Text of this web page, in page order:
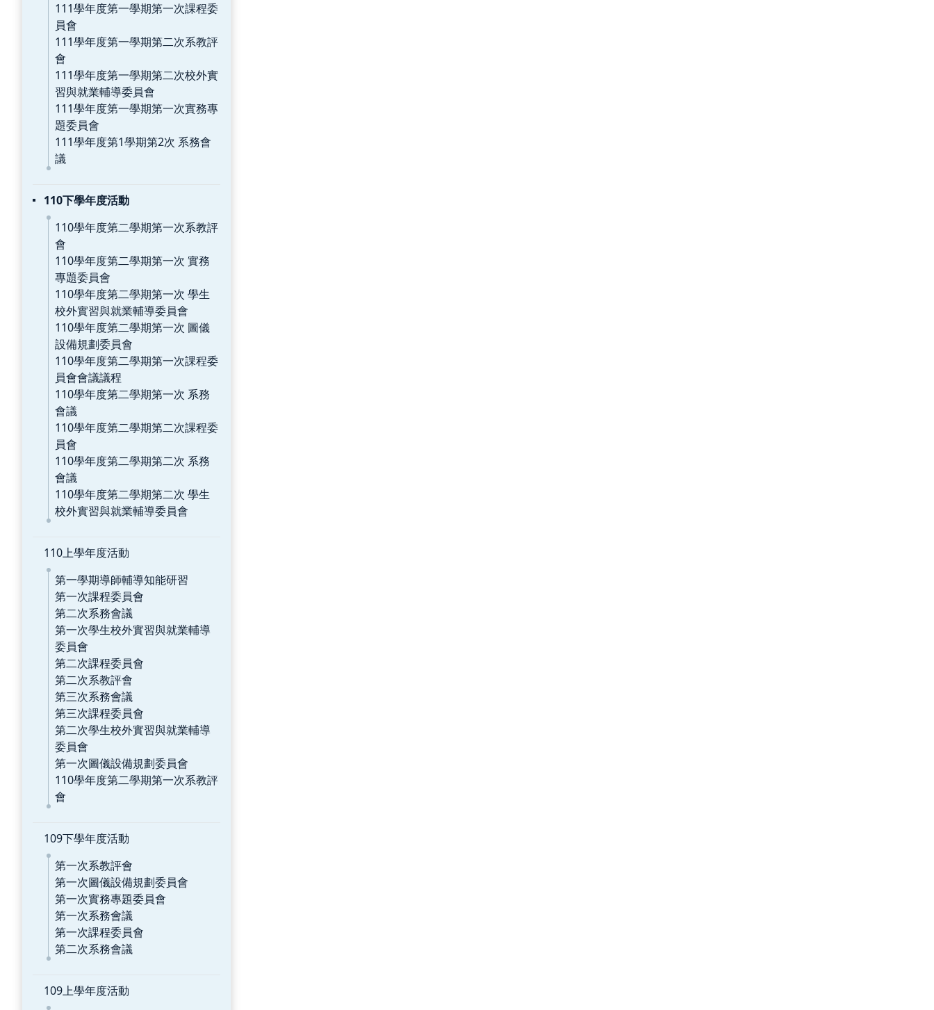
111學年度第一學期第一次課程委
員會
111學年度第一學期第二次系教評
會
111學年度第一學期第二次校外實
習與就業輔導委員會
111學年度第一學期第一次實務專
題委員會
111學年度第1學期第2次 系務會
議
110下學年度活動
110學年度第二學期第一次系教評
會
110學年度第二學期第一次 實務
專題委員會
110學年度第二學期第一次 學生
校外實習與就業輔導委員會
110學年度第二學期第一次 圖儀
設備規劃委員會
110學年度第二學期第一次課程委
員會會議議程
110學年度第二學期第一次 系務
會議
110學年度第二學期第二次課程委
員會
110學年度第二學期第二次 系務
會議
110學年度第二學期第二次 學生
校外實習與就業輔導委員會
110上學年度活動
第一學期導師輔導知能研習
第一次課程委員會
第二次系務會議
第一次學生校外實習與就業輔導
委員會
第二次課程委員會
第二次系教評會
第三次系務會議
第三次課程委員會
第二次學生校外實習與就業輔導
委員會
第一次圖儀設備規劃委員會
110學年度第二學期第一次系教評
會
109下學年度活動
第一次系教評會
第一次圖儀設備規劃委員會
第一次實務專題委員會
第一次系務會議
第一次課程委員會
第二次系務會議
109上學年度活動